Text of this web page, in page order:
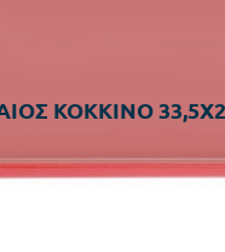
ΚΟΚΚΙΝΟ